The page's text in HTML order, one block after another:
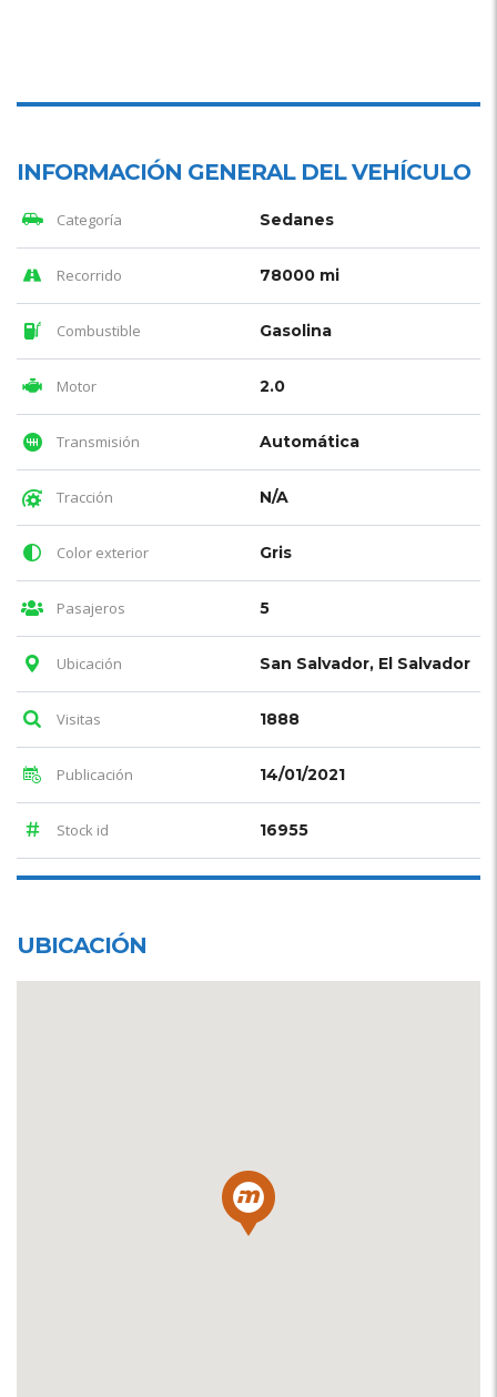
INFORMACIÓN GENERAL DEL VEHÍCULO
Categoría Sedanes
Recorrido 78000 mi
Combustible Gasolina
Motor 2.0
Transmisión Automática
Tracción N/A
Color exterior Gris
Pasajeros 5
Ubicación San Salvador, El Salvador
Visitas 1888
Publicación 14/01/2021
Stock id 16955
UBICACIÓN